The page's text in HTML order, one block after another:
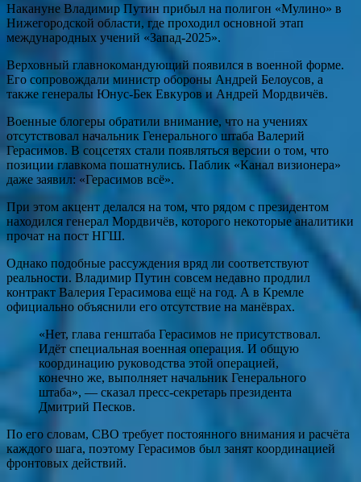
Накануне Владимир Путин прибыл на полигон «Мулино» в
Нижегородской области, где проходил основной этап
международных учений «Запад-2025».
Верховный главнокомандующий появился в военной форме.
Его сопровождали министр обороны Андрей Белоусов, а
также генералы Юнус-Бек Евкуров и Андрей Мордвичёв.
Военные блогеры обратили внимание, что на учениях
отсутствовал начальник Генерального штаба Валерий
Герасимов. В соцсетях стали появляться версии о том, что
позиции главкома пошатнулись. Паблик «Канал визионера»
даже заявил: «Герасимов всё».
При этом акцент делался на том, что рядом с президентом
находился генерал Мордвичёв, которого некоторые аналитики
прочат на пост НГШ.
Однако подобные рассуждения вряд ли соответствуют
реальности. Владимир Путин совсем недавно продлил
контракт Валерия Герасимова ещё на год. А в Кремле
официально объяснили его отсутствие на манёврах.
«Нет, глава генштаба Герасимов не присутствовал.
Идёт специальная военная операция. И общую
координацию руководства этой операцией,
конечно же, выполняет начальник Генерального
штаба», — сказал пресс-секретарь президента
Дмитрий Песков.
По его словам, СВО требует постоянного внимания и расчёта
каждого шага, поэтому Герасимов был занят координацией
фронтовых действий.